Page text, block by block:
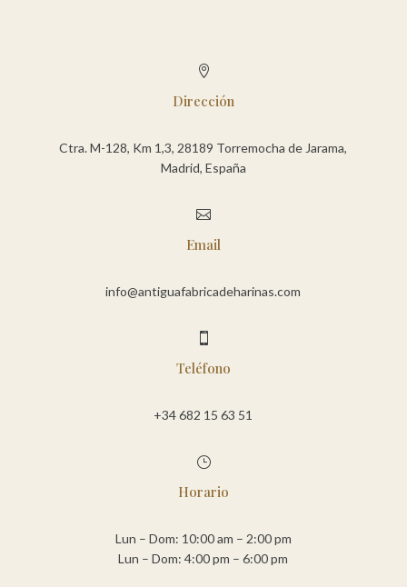

Dirección
Ctra. M-128, Km 1,3, 28189 Torremocha de Jarama,
Madrid, España

Email
info@antiguafabricadeharinas.com

Teléfono
+34 682 15 63 51
}
Horario
Lun – Dom: 10:00 am – 2:00 pm
Lun – Dom: 4:00 pm – 6:00 pm